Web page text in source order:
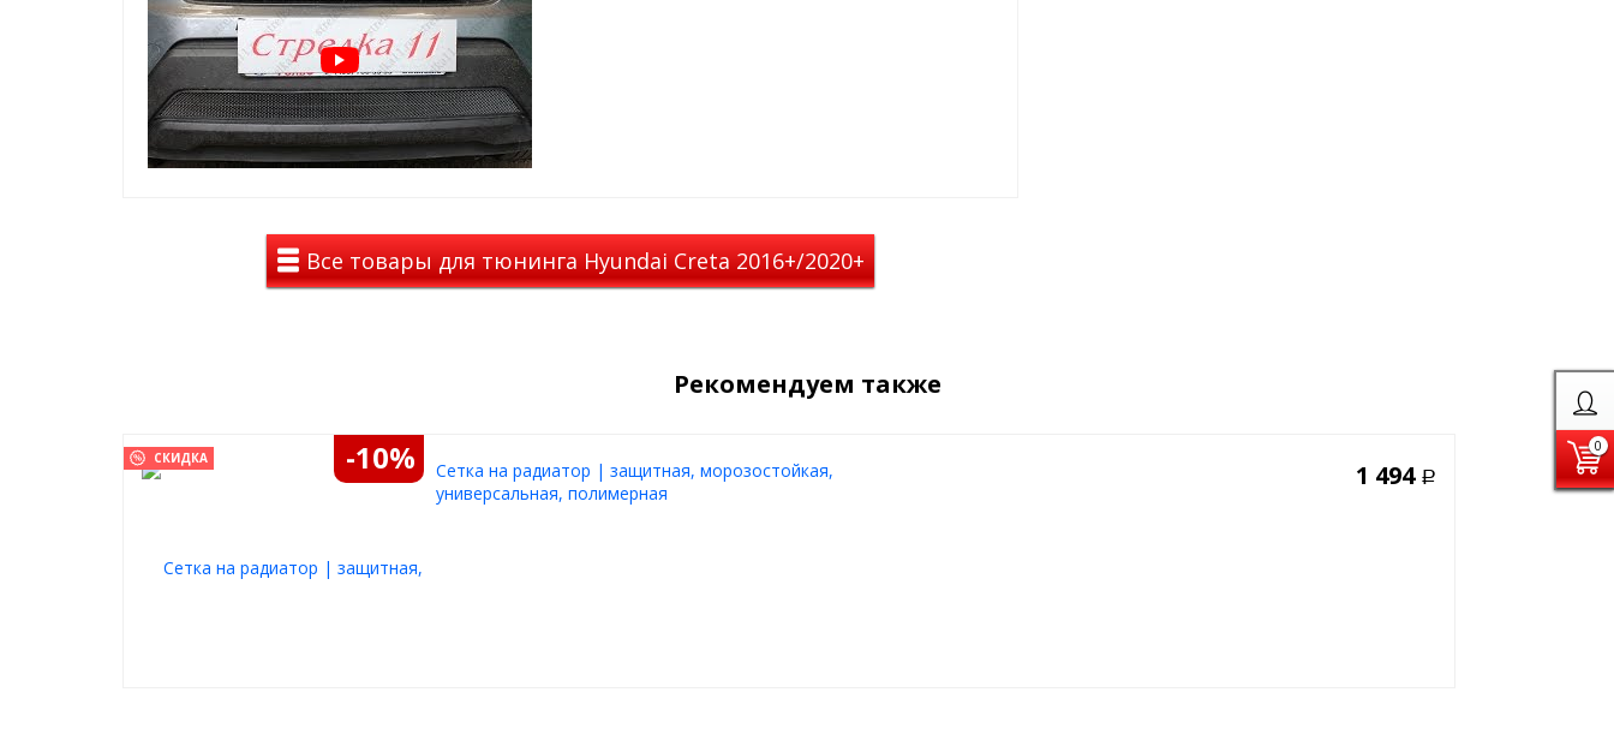
0
Зимний пакет (зимние заглушки поверх защитной сетки):
защита радиатора в минусовую погоду от снежно-грязевых мас, реагентов
и т.д.
помогает сохранить тепло в моторном отсеке
простая САМОСТОЯТЕЛЬНАЯ установка, крепится пластиковыми винтами в
ячейку защитной сетки радиатора
Пример установки зимнего пакета:
Все товары для тюнинга Hyundai Creta 2016+/2020+
Рекомендуем также
СКИДКА -10%
Cетка на радиатор | защитная, морозостойкая,
универсальная, полимерная
1 494 Р